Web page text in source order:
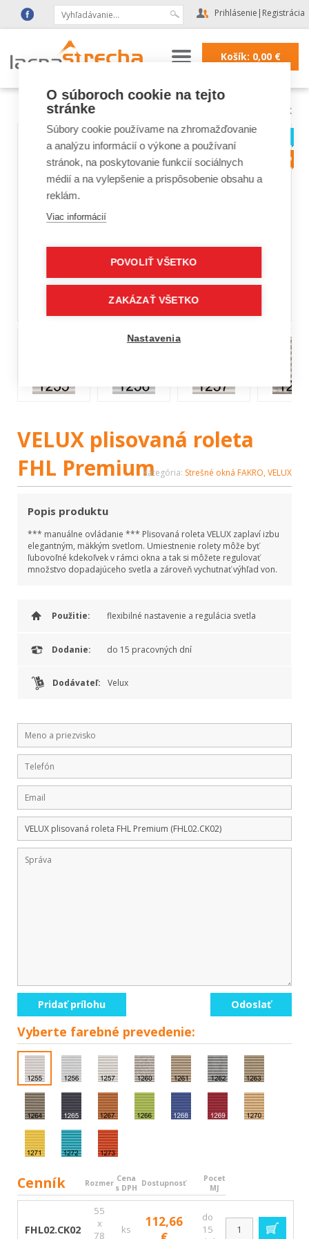
Prihlásenie | Registrácia
Košík: 0,00€
Strešné okná FAKRO, VELUX
VELUX plisovaná roleta
FHL PremiumKategória: Strešné okná FAKRO, VELUX
Popis produktu
*** manuálne ovládanie *** Plisovaná roleta VELUX zaplaví izbu
elegantným, mäkkým svetlom. Umiestnenie rolety môže byť
ľubovoľné kdekoľvek v rámci okna a tak si môžete regulovať
množstvo dopadajúceho svetla a zároveň vychutnať výhľad von.
Použitie: flexibilné nastavenie a regulácia svetla
Dodanie: do 15 pracovných dní
Dodávateľ: Velux
Pridať prílohu Odoslať
Vyberte farebné prevedenie:
Cenník Rozmer Cena
s DPH Dostupnosť
Pocet
MJ
FHL02.CK02
55
x
78
ks
112,66
do
15
O súboroch cookie na tejto
stránke
Súbory cookie používame na zhromažďovanie
a analýzu informácií o výkone a používaní
stránok, na poskytovanie funkcií sociálnych
médií a na vylepšenie a prispôsobenie obsahu a
reklám.
Viac informácií
POVOLIŤ VŠETKO
ZAKÁZAŤ VŠETKO
Nastavenia